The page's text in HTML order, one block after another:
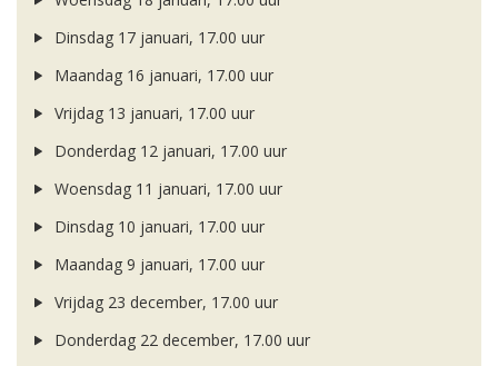
Dinsdag 17 januari, 17.00 uur
Maandag 16 januari, 17.00 uur
Vrijdag 13 januari, 17.00 uur
Donderdag 12 januari, 17.00 uur
Woensdag 11 januari, 17.00 uur
Dinsdag 10 januari, 17.00 uur
Maandag 9 januari, 17.00 uur
Vrijdag 23 december, 17.00 uur
Donderdag 22 december, 17.00 uur